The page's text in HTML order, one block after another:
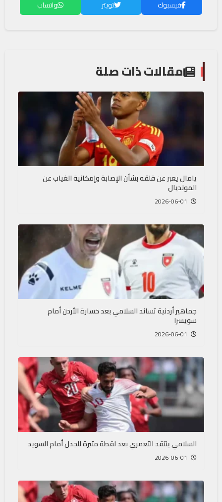
فيسبوك تويتر واتساب
مقالات ذات صلة
يامال يعبر عن قلقه بشأن الإصابة وإمكانية الغياب عن
المونديال
جماهير أردنية تساند السلامي بعد خسارة الأردن أمام
سويسرا
السلامي ينتقد التعمري بعد لقطة مثيرة للجدل أمام السويد